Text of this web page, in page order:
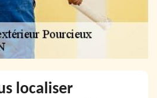
localiser